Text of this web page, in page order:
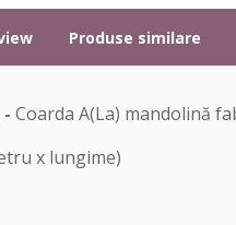
Produse similare
Coarda A(La) mandolină
x lungime)